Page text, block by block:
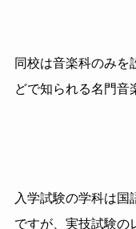
同校は音楽科のみを
どで知られる名門音
入学試験の学科は国
ですが、 実技試験の